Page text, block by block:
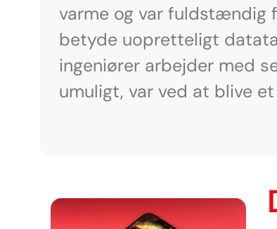
varme og var fuldstændig
betyde uopretteligt
ingeniører arbejder med
umuligt, var ved at blive